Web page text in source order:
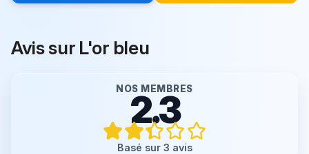
Avis sur L'or bleu
NOS MEMBRES
2.3
Basé sur 3 avis